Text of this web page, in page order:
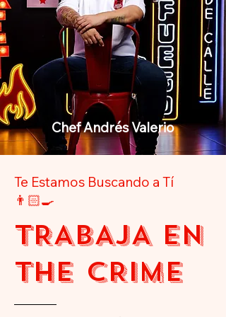
Chef Andrés Valerio
Te Estamos Buscando a Tí
👨🏻‍🍳
TRABAJA EN
THE CRIME